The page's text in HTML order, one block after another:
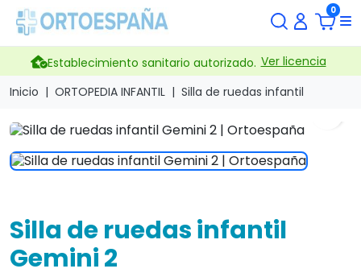
0
Establecimiento sanitario autorizado. Ver licencia
Inicio
ORTOPEDIA INFANTIL Silla de ruedas infantil
Silla de ruedas infantil
Gemini 2